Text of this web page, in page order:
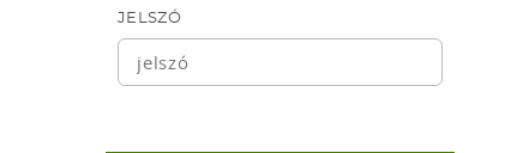
JELSZÓ